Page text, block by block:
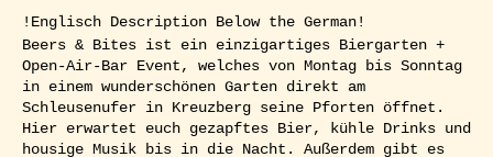
!Englisch Description Below the German!
Beers & Bites ist ein einzigartiges Biergarten +
Open-Air-Bar Event, welches von Montag bis Sonntag
in einem wunderschönen Garten direkt am
Schleusenufer in Kreuzberg seine Pforten öffnet.
Hier erwartet euch gezapftes Bier, kühle Drinks und
housige Musik bis in die Nacht. Außerdem gibt es